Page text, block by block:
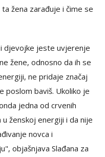
žena zarađuje i čime se
djevojke jeste uvjerenje
žene, odnosno da ih se
ne pridaje značaj
poslom baviš. Ukoliko je
jedna od crvenih
ženskoj energiji i da nije
novca i
objašnjava Slađana za